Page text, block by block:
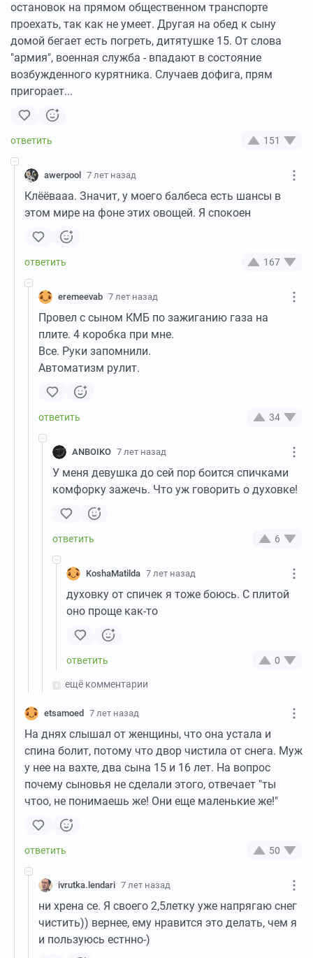
остановок на прямом общественном транспорте
проехать, так как не умеет. Другая на обед к сыну
домой бегает есть погреть, дитятушке 15. От слова
"армия", военная служба - впадают в состояние
возбужденного курятника. Случаев дофига, прям
пригорает...
151
awerpool 7 лет назад
Клёёвааа. Значит, у моего балбеса есть шансы в
этом мире на фоне этих овощей. Я спокоен
167
eremeevab 7 лет назад
Провел с сыном КМБ по зажиганию газа на
плите. 4 коробка при мне.
Все. Руки запомнили.
Автоматизм рулит.
34
ANBOIKO 7 лет назад
У меня девушка до сей пор боится спичками
комфорку зажечь. Что уж говорить о духовке!
6
KoshaMatilda 7 лет назад
духовку от спичек я тоже боюсь. С плитой
оно проще как-то
0
ещё комментарии
etsamoed 7 лет назад
На днях слышал от женщины, что она устала и
спина болит, потому что двор чистила от снега. Муж
у нее на вахте, два сына 15 и 16 лет. На вопрос
почему сыновья не сделали этого, отвечает "ты
чтоо, не понимаешь же! Они еще маленькие же!"
50
ivrutka.lendari 7 лет назад
ни хрена се. Я своего 2,5летку уже напрягаю снег
чистить)) вернее, ему нравится это делать, чем я
и пользуюсь естнно-)